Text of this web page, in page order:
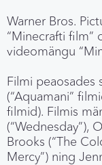
Warner Bros.
“Minecrafti film”
videomängu
Filmi peaosades
(“Aquamani”
filmid). Filmis
(“Wednesday”),
Brooks (“The
Mercy”) ning